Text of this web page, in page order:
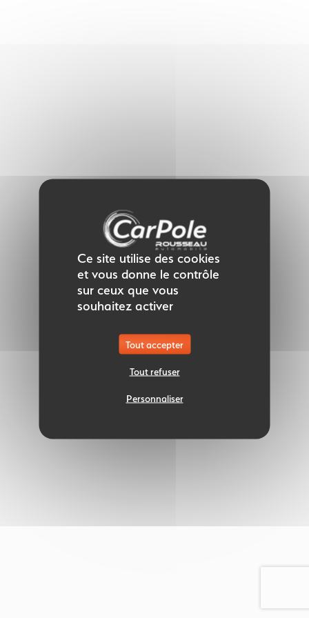
Ce site utilise des cookies
et vous donne le contrôle
sur ceux que vous
souhaitez activer
Tout accepter
Tout refuser
Personnaliser